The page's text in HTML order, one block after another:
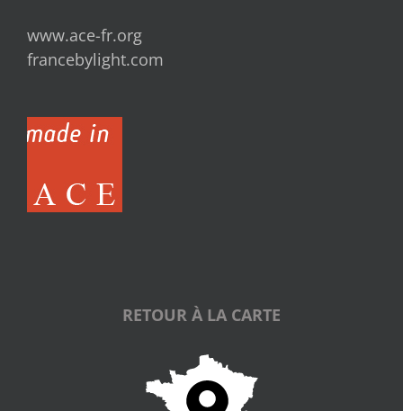
www.ace-fr.org
francebylight.com
RETOUR À LA CARTE